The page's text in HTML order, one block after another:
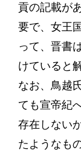
貢の記載が
要で、女王
って、晋書
けていると
なお、鳥越
ても宣帝紀
存在しない
たようなも